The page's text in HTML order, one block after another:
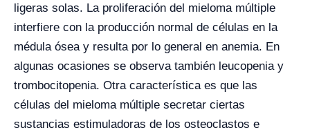
ligeras solas. La proliferación del mieloma múltiple
interfiere con la producción normal de células en la
médula ósea y resulta por lo general en anemia. En
algunas ocasiones se observa también leucopenia y
trombocitopenia. Otra característica es que las
células del mieloma múltiple secretar ciertas
sustancias estimuladoras de los osteoclastos e